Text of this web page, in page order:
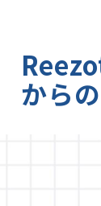
から